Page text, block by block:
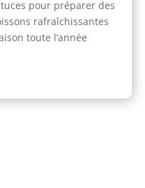
pour préparer des
rafraîchissantes
toute l’année